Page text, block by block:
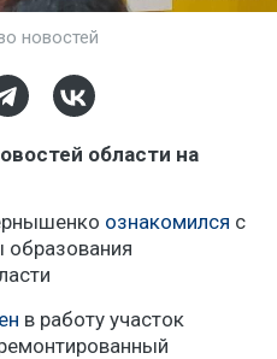
новостей
области на
ознакомился с
образования
в работу участок